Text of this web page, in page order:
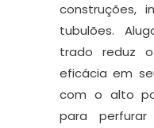
construções,
tubulões.
trado reduz
eficácia em
com o alto
para perfurar